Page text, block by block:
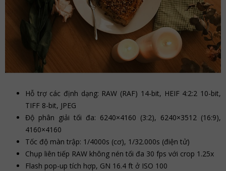
Hỗ trợ các định dạng: RAW (RAF) 14-bit, HEIF 4:2:2 10-bit,
TIFF 8-bit, JPEG
Độ phân giải tối đa: 6240×4160 (3:2), 6240×3512 (16:9),
4160×4160
Tốc độ màn trập: 1/4000s (cơ), 1/32.000s (điện tử)
Chụp liên tiếp RAW không nén tối đa 30 fps với crop 1.25x
Flash pop-up tích hợp, GN 16.4 ft ở ISO 100